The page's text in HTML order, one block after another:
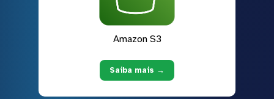
Amazon S3
Saiba mais →